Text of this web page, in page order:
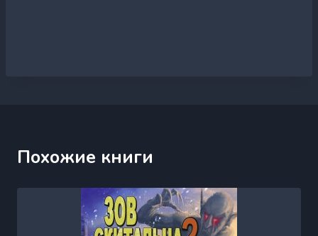
Похожие книги